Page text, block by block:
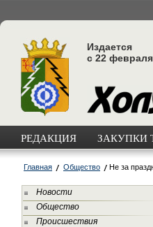
Издается
с 22
РЕДАКЦИЯ ЗАКУПКИ
Главная Общество Не за
Новости
Общество
Происшествия